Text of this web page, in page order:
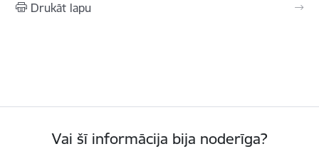
Drukāt lapu
Vai šī informācija bija noderīga?